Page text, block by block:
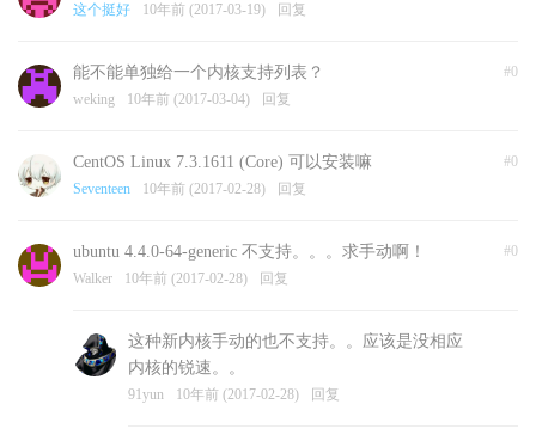
这个挺好 10年前 (2017-03-19) 回复
#0
能不能单独给一个内核支持列表？
weking 10年前 (2017-03-04) 回复
#0
CentOS Linux 7.3.1611 (Core) 可以安装嘛
Seventeen 10年前 (2017-02-28) 回复
#0
ubuntu 4.4.0-64-generic 不支持。。。求手动啊！
Walker 10年前 (2017-02-28) 回复
这种新内核手动的也不支持。。应该是没相应
内核的锐速。。
91yun 10年前 (2017-02-28) 回复